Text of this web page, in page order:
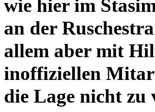
wie hier im
an der
allem aber mit
inoffiziellen
die Lage nicht zu